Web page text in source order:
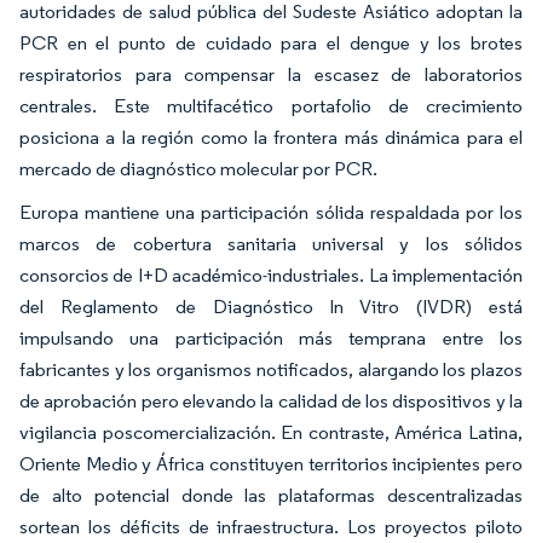
autoridades de salud pública del Sudeste Asiático adoptan la
PCR en el punto de cuidado para el dengue y los brotes
respiratorios para compensar la escasez de laboratorios
centrales. Este multifacético portafolio de crecimiento
posiciona a la región como la frontera más dinámica para el
mercado de diagnóstico molecular por PCR.
Europa mantiene una participación sólida respaldada por los
marcos de cobertura sanitaria universal y los sólidos
consorcios de I+D académico-industriales. La implementación
del Reglamento de Diagnóstico In Vitro (IVDR) está
impulsando una participación más temprana entre los
fabricantes y los organismos notificados, alargando los plazos
de aprobación pero elevando la calidad de los dispositivos y la
vigilancia poscomercialización. En contraste, América Latina,
Oriente Medio y África constituyen territorios incipientes pero
de alto potencial donde las plataformas descentralizadas
sortean los déficits de infraestructura. Los proyectos piloto